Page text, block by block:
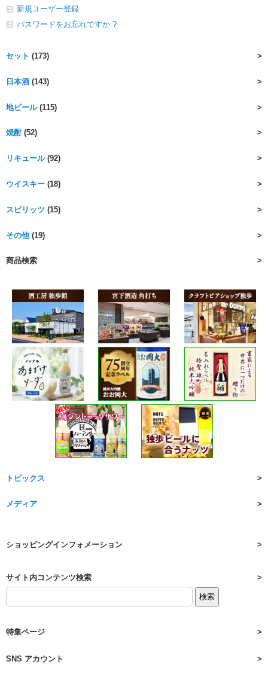
新規ユーザー登録
パスワードをお忘れですか ?
セット (173)
日本酒 (143)
地ビール(115)
焼酎(52)
リキュール(92)
ウイスキー (18)
スピリッツ (15)
その他(19)
商品検索
トピックス
メディア
ショッピングインフォメーション
サイト内コンテンツ検索
特集ページ
SNS アカウント